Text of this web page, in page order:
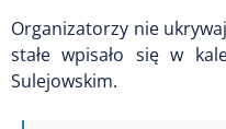
Organizatorzy nie
stałe wpisało się w
Sulejowskim.